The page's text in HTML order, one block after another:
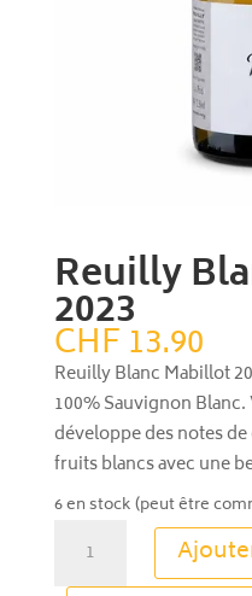
Reuilly
2023
CHF13.90
Reuilly Blanc Mabillot
100% Sauvignon
développe des notes
fruits blancs avec une
6 en stock (peut être
Reuilly